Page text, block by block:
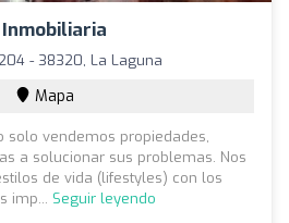
- 38320, La Laguna
Mapa
solo vendemos propiedades,
a solucionar sus problemas. Nos
de vida (lifestyles) con los
imp... Seguir leyendo